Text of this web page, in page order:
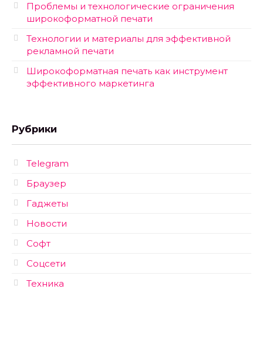
Проблемы и технологические ограничения
широкоформатной печати
Технологии и материалы для эффективной
рекламной печати
Широкоформатная печать как инструмент
эффективного маркетинга
Рубрики
Telegram
Браузер
Гаджеты
Новости
Софт
Соцсети
Техника